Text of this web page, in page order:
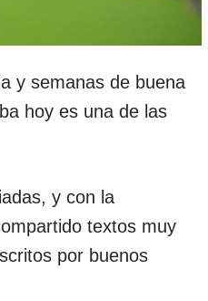
y semanas de buena
hoy es una de las
y con la
textos muy
por buenos